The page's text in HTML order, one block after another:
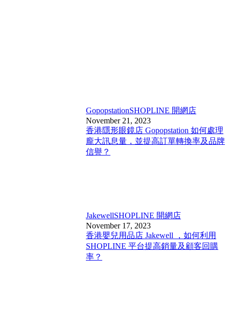
GopopstationSHOPLINE 開網店
November 21, 2023
香港隱形眼鏡店 Gopopstation 如何處理
龐大訊息量，並提高訂單轉換率及品牌
信譽？
JakewellSHOPLINE 開網店
November 17, 2023
香港嬰兒用品店 Jakewell ，如何利用
SHOPLINE 平台提高銷量及顧客回購
率？